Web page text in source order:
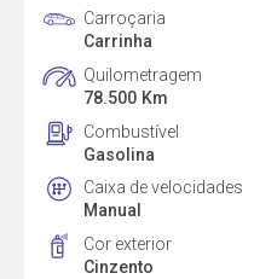
Carroçaria
Carrinha
Quilometragem
78.500 Km
Combustível
Gasolina
Caixa de velocidades
Manual
Cor exterior
Cinzento